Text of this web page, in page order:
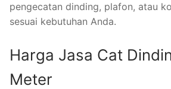
pengecatan dinding, plafon, atau
sesuai kebutuhan Anda.
Harga Jasa Cat
Meter